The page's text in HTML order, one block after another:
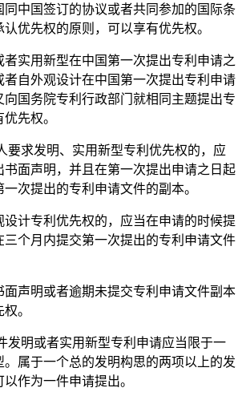
同中国签订的协议或者共同参加的国际条
优先权的原则，可以享有优先权。
者实用新型在中国第一次提出专利申请之
者自外观设计在中国第一次提出专利申请
向国务院专利行政部门就相同主题提出专
先权。
要求发明、实用新型专利优先权的，应
书面声明，并且在第一次提出申请之日起
次提出的专利申请文件的副本。
设计专利优先权的，应当在申请的时候提
三个月内提交第一次提出的专利申请文件
面声明或者逾期未提交专利申请文件副本
权。
发明或者实用新型专利申请应当限于一
属于一个总的发明构思的两项以上的发
作为一件申请提出。